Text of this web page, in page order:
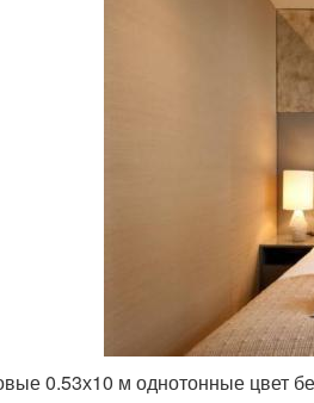
0.53х10 м однотонные цвет